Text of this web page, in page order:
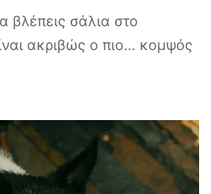
βλέπεις σάλια στο
ακριβώς ο πιο… κομψός